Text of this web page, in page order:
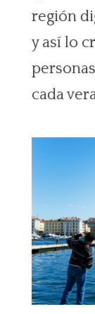
región
y así lo
cada